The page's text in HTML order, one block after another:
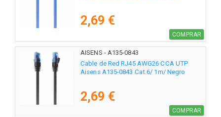
2,69 €
COMPRAR
AISENS - A135-0843
Cable de Red RJ45 AWG26 CCA UTP
Aisens A135-0843 Cat.6/ 1m/ Negro
2,69 €
COMPRAR